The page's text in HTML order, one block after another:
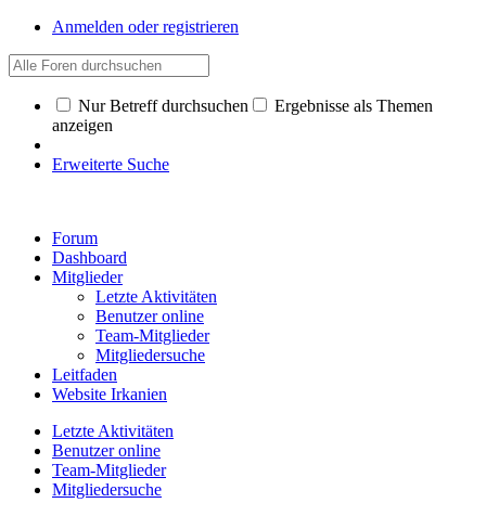
Anmelden oder registrieren
Nur Betreff durchsuchen
Ergebnisse als Themen
anzeigen
Erweiterte Suche
Forum
Dashboard
Mitglieder
Letzte Aktivitäten
Benutzer online
Team-Mitglieder
Mitgliedersuche
Leitfaden
Website Irkanien
Letzte Aktivitäten
Benutzer online
Team-Mitglieder
Mitgliedersuche